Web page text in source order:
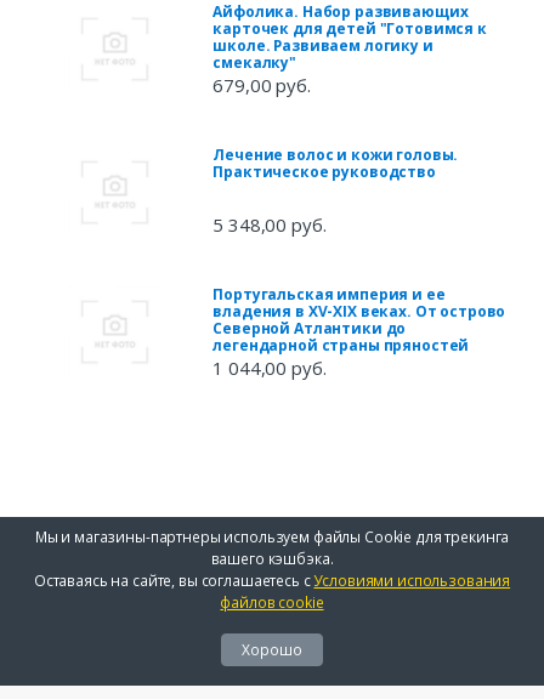
Айфолика. Набор развивающих
карточек для детей "Готовимся к
школе. Развиваем логику и
смекалку"
679,00 руб.
Лечение волос и кожи головы.
Практическое руководство
5 348,00 руб.
Португальская империя и ее
владения в XV-XIX веках. От острово
Северной Атлантики до
легендарной страны пряностей
1 044,00 руб.
Мы и магазины-партнеры используем файлы Cookie для трекинга
вашего кэшбэка.
Оставаясь на сайте, вы соглашаетесь сУсловиями использования
файлов cookie
Хорошо